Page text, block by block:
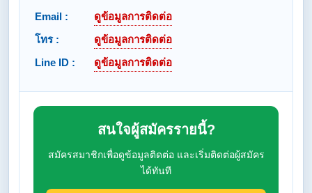
Email :
ดูข้อมูลการติดต่อ
โทร :
ดูข้อมูลการติดต่อ
Line ID :
ดูข้อมูลการติดต่อ
สนใจผู้สมัครรายนี้?
สมัครสมาชิกเพื่อดูข้อมูลติดต่อ และเริ่มติดต่อผู้สมัคร
ได้ทันที